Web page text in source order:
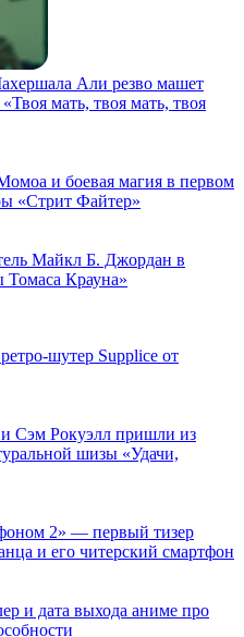
Али резво машет
мать, твоя мать, твоя
и боевая магия в первом
«Стрит Файтер»
Майкл Б. Джордан в
Томаса Крауна»
шутер Supplice от
Сэм Рокуэлл пришли из
шизы «Удачи,
2» — первый тизер
и его читерский смартфон
и дата выхода аниме про